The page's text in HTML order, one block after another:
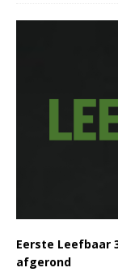
Eerste Leefbaar
afgerond